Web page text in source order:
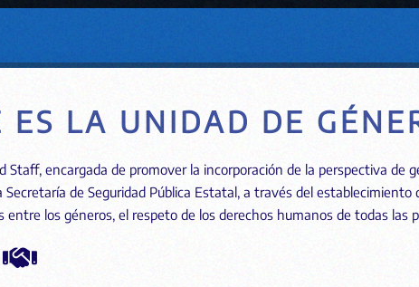
ES LA UNIDAD DE
Staff, encargada de promover la incorporación de la perspectiva de
Secretaría de Seguridad Pública Estatal, a través del
entre los géneros, el respeto de los derechos humanos de todas las